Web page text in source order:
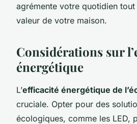
agrémente votre quotidien tout
valeur de votre maison.
Considérations sur
énergétique
L’efficacité énergétique de
cruciale. Opter pour des
écologiques, comme les LED,